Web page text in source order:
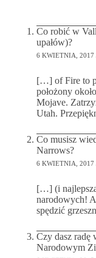
Co robić w
upałów)?
6 KWIETNIA, 2017
[…] of Fire to
położony
Mojave.
Utah.
Co musisz
Narrows?
6 KWIETNIA, 2017
[…] (i
narodowych!
spędzić
Czy dasz radę
Narodowym